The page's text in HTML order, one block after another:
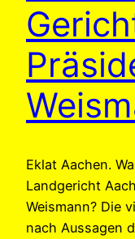
Eklat Aachen.
Landgericht
Weismann? Die
nach Aussagen